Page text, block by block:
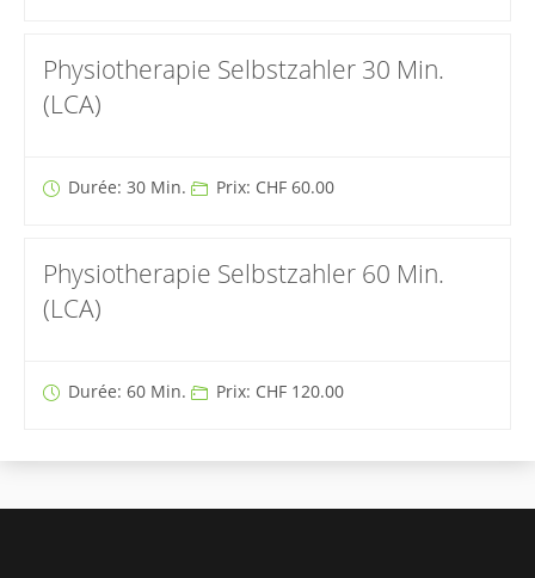
Physiotherapie Selbstzahler 30 Min.
(LCA)
Durée: 30 Min. Prix: CHF 60.00
Physiotherapie Selbstzahler 60 Min.
(LCA)
Durée: 60 Min. Prix: CHF 120.00